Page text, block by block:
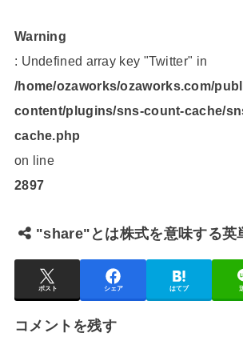
Warning
: Undefined array key "Twitter" in
/home/ozaworks/ozaworks.com/
content/plugins/sns-count-cache/
cache.php
on line
2897
"share"とは株式を意味する英
ポスト シェア はてブ
コメントを残す